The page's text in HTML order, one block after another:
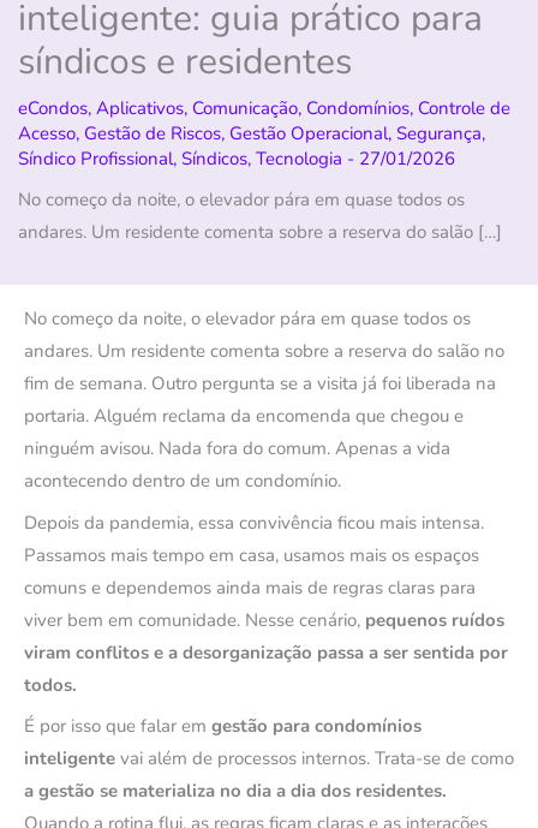
inteligente: guia prático para
síndicos e residentes
eCondos, Aplicativos, Comunicação, Condomínios, Controle de
Acesso, Gestão de Riscos, Gestão Operacional, Segurança,
Síndico Profissional, Síndicos, Tecnologia - 27/01/2026
No começo da noite, o elevador pára em quase todos os
andares. Um residente comenta sobre a reserva do salão […]
No começo da noite, o elevador pára em quase todos os
andares. Um residente comenta sobre a reserva do salão no
fim de semana. Outro pergunta se a visita já foi liberada na
portaria. Alguém reclama da encomenda que chegou e
ninguém avisou. Nada fora do comum. Apenas a vida
acontecendo dentro de um condomínio.
Depois da pandemia, essa convivência ficou mais intensa.
Passamos mais tempo em casa, usamos mais os espaços
comuns e dependemos ainda mais de regras claras para
viver bem em comunidade. Nesse cenário, pequenos ruídos
viram conflitos e a desorganização passa a ser sentida por
todos.
É por isso que falar em gestão para condomínios
inteligente vai além de processos internos. Trata-se de como
a gestão se materializa no dia a dia dos residentes.
Quando a rotina flui, as regras ficam claras e as interações